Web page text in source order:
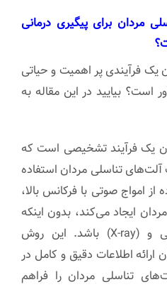
مردان برای پیگیری درمانی
یک فرآیندی پر اهمیت و حیاتی
است؟ بیایید در این مقاله به
یک فرآیند تشخیصی است که
تناسلی مردان استفاده
از امواج صوتی با فرکانس بالا،
ایجاد می‌کند، بدون اینکه
نیاز به استفاده از پرتودهی و (X-ray) باشد. این روش
ارائه اطلاعات دقیق و کامل در
تناسلی مردان را فراهم